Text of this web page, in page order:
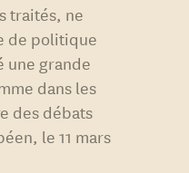
traités, ne
de politique
une grande
dans les
des débats
le 11 mars